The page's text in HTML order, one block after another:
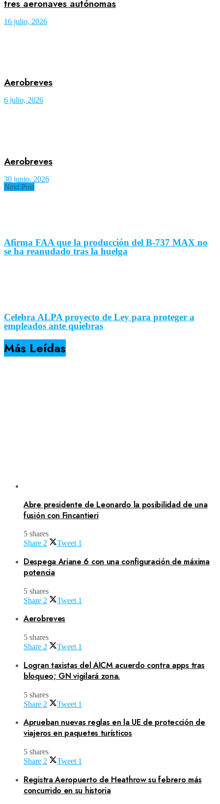
tres aeronaves autónomas
16 julio, 2026
Aerobreves
6 julio, 2026
Aerobreves
30 junio, 2026
Next Post
Afirma FAA que la producción del B-737 MAX no
se ha reanudado tras la huelga
Celebra ALPA proyecto de Ley para proteger a
empleados ante quiebras
Más Leídas
Abre presidente de Leonardo la posibilidad de una
fusión con Fincantieri
5 shares
Share 2 Tweet 1
Despega Ariane 6 con una configuración de máxima
potencia
5 shares
Share 2 Tweet 1
Aerobreves
5 shares
Share 2 Tweet 1
Logran taxistas del AICM acuerdo contra apps tras
bloqueo; GN vigilará zona.
5 shares
Share 2 Tweet 1
Aprueban nuevas reglas en la UE de protección de
viajeros en paquetes turísticos
5 shares
Share 2 Tweet 1
Registra Aeropuerto de Heathrow su febrero más
concurrido en su historia